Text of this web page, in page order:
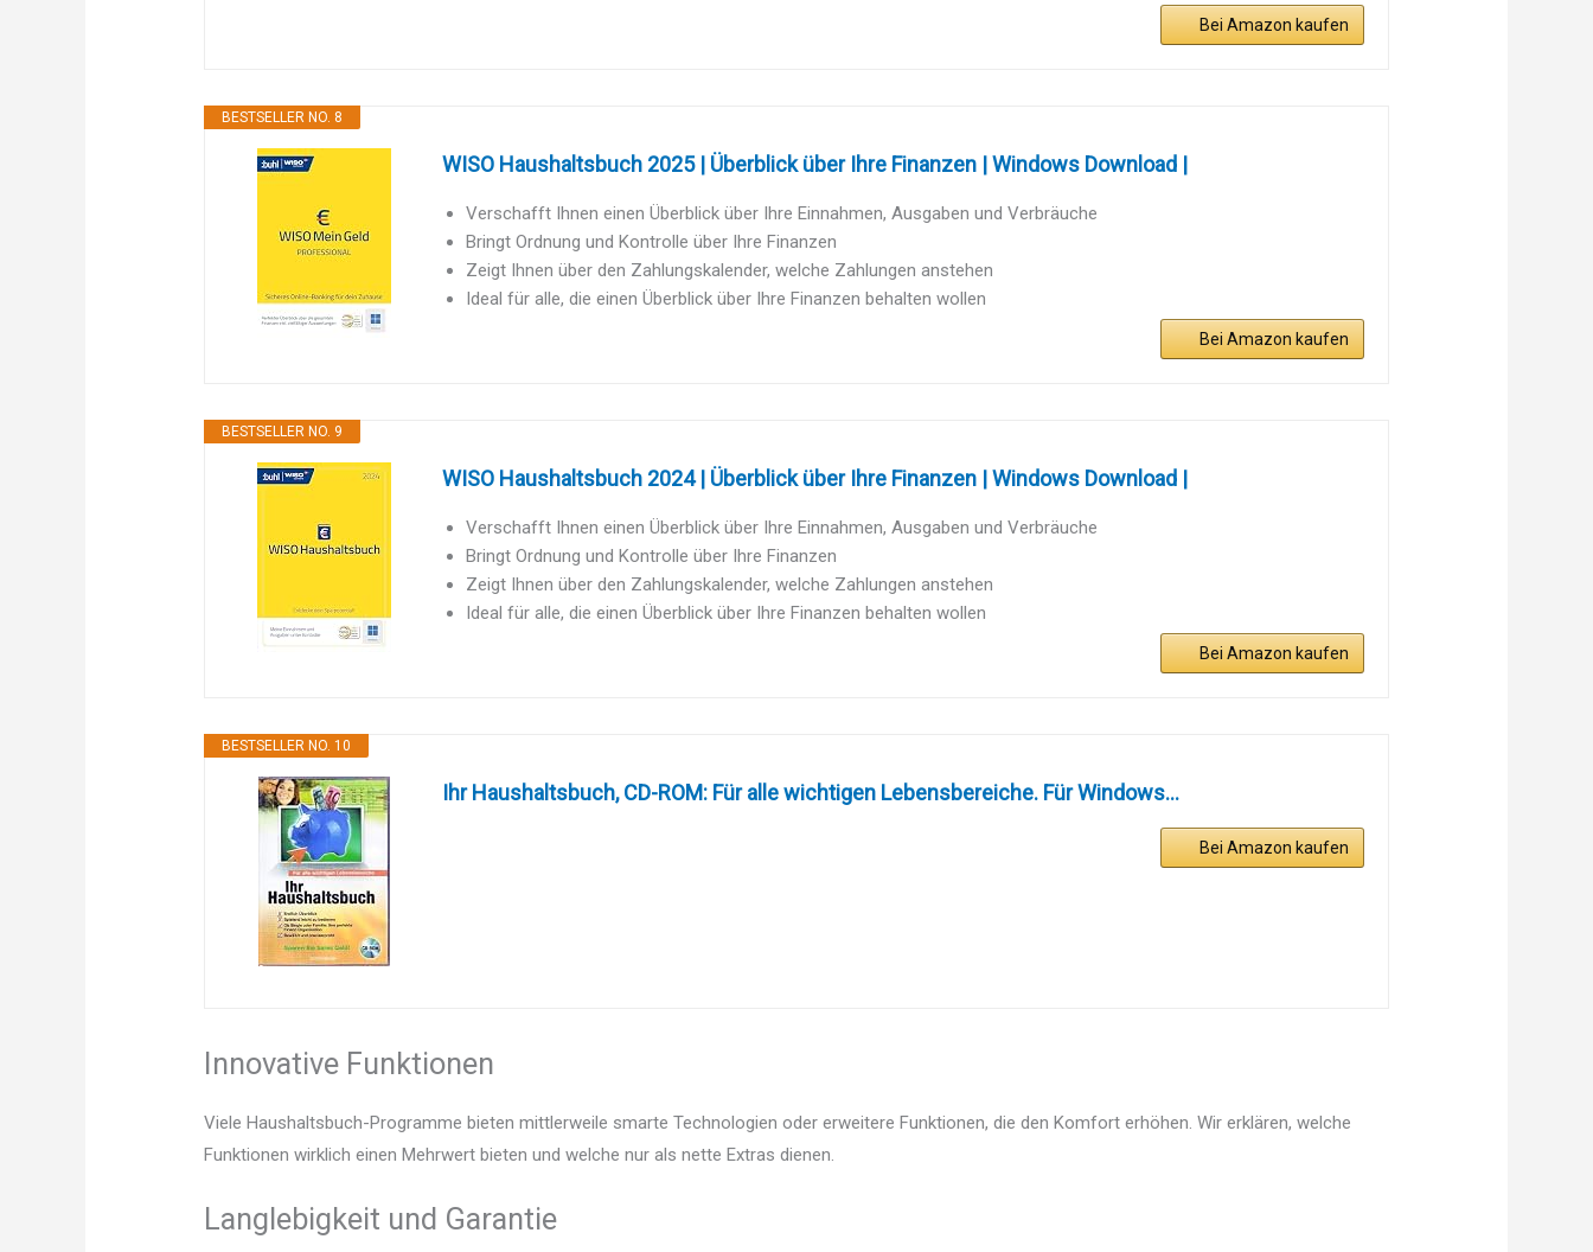
Bei Amazon kaufen
BESTSELLER NO. 8
WISO Haushaltsbuch 2025 | Überblick über Ihre Finanzen | Windows Download |
Verschafft Ihnen einen Überblick über Ihre Einnahmen, Ausgaben und Verbräuche
Bringt Ordnung und Kontrolle über Ihre Finanzen
Zeigt Ihnen über den Zahlungskalender, welche Zahlungen anstehen
Ideal für alle, die einen Überblick über Ihre Finanzen behalten wollen
Bei Amazon kaufen
BESTSELLER NO. 9
WISO Haushaltsbuch 2024 | Überblick über Ihre Finanzen | Windows Download |
Verschafft Ihnen einen Überblick über Ihre Einnahmen, Ausgaben und Verbräuche
Bringt Ordnung und Kontrolle über Ihre Finanzen
Zeigt Ihnen über den Zahlungskalender, welche Zahlungen anstehen
Ideal für alle, die einen Überblick über Ihre Finanzen behalten wollen
Bei Amazon kaufen
BESTSELLER NO. 10
Ihr Haushaltsbuch, CD-ROM: Für alle wichtigen Lebensbereiche. Für Windows...
Bei Amazon kaufen
Innovative Funktionen
Viele Haushaltsbuch-Programme bieten mittlerweile smarte Technologien oder erweitere Funktionen, die den Komfort erhöhen. Wir erklären, welche
Funktionen wirklich einen Mehrwert bieten und welche nur als nette Extras dienen.
Langlebigkeit und Garantie